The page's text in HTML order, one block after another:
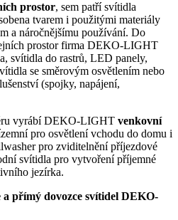
prostor, sem patří svítidla
tvarem i použitými materiály
a náročnějšímu používání. Do
prostor firma DEKO-LIGHT
svítidla do rastrů, LED panely,
se směrovým osvětlením nebo
(spojky, napájení,
vyrábí DEKO-LIGHT venkovní
pro osvětlení vchodu do domu i
pro zviditelnění příjezdové
svítidla pro vytvoření příjemné
jezírka.
přímý dovozce svítidel DEKO-